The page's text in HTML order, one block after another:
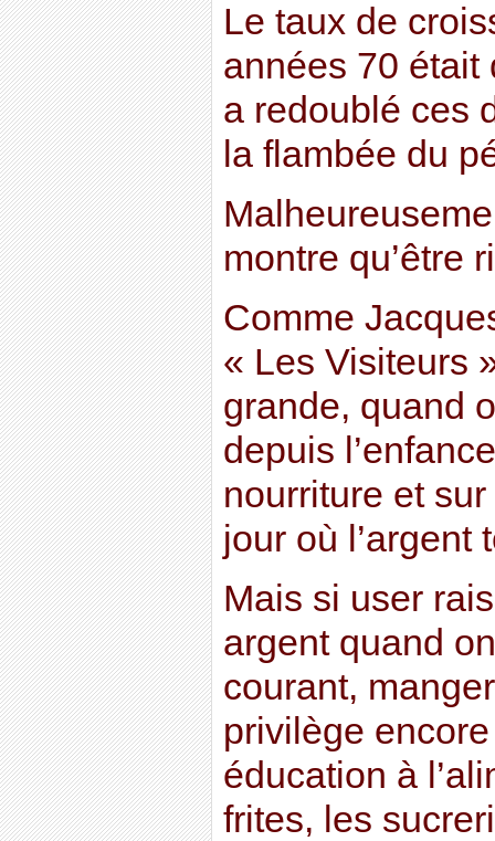
Le taux de
années 70 était
a redoublé ces
la flambée du
montre qu’être
Comme
« Les Visiteurs
grande, quand
depuis
nourriture et
jour où l’argent
Mais si user
argent quand
courant,
privilège
éducation à
frites, les